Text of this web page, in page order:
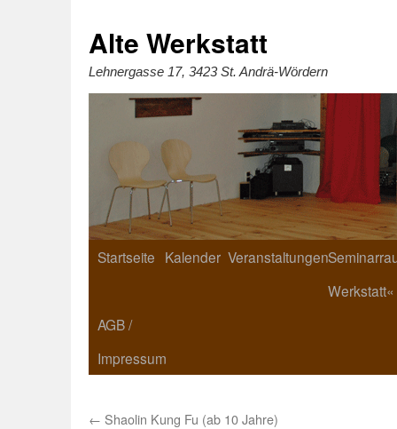
Alte Werkstatt
Lehnergasse 17, 3423 St. Andrä-Wördern
Startseite Kalender Veranstaltungen
Werkstatt«
AGB /
Impressum
← Shaolin Kung Fu (ab 10 Jahre)